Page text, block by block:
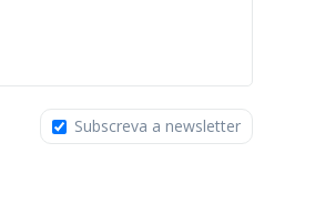
Subscreva a newsletter